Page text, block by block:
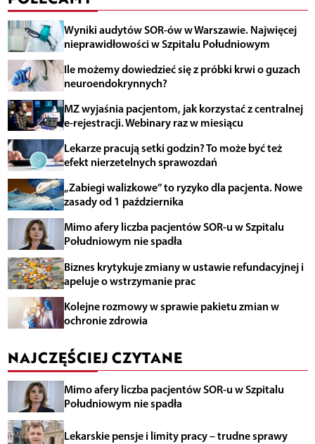
Wyniki audytów SOR-ów w Warszawie. Najwięcej
nieprawidłowości w Szpitalu Południowym
Ile możemy dowiedzieć się z próbki krwi o guzach
neuroendokrynnych?
MZ wyjaśnia pacjentom, jak korzystać z centralnej
e-rejestracji. Webinary raz w miesiącu
Lekarze pracują setki godzin? To może być też
efekt nierzetelnych sprawozdań
„Zabiegi walizkowe” to ryzyko dla pacjenta. Nowe
zasady od 1 października
Mimo afery liczba pacjentów SOR-u w Szpitalu
Południowym nie spadła
Biznes krytykuje zmiany w ustawie refundacyjnej i
apeluje o wstrzymanie prac
Kolejne rozmowy w sprawie pakietu zmian w
ochronie zdrowia
NAJCZĘŚCIEJ CZYTANE
Mimo afery liczba pacjentów SOR-u w Szpitalu
Południowym nie spadła
Lekarskie pensje i limity pracy – trudne sprawy